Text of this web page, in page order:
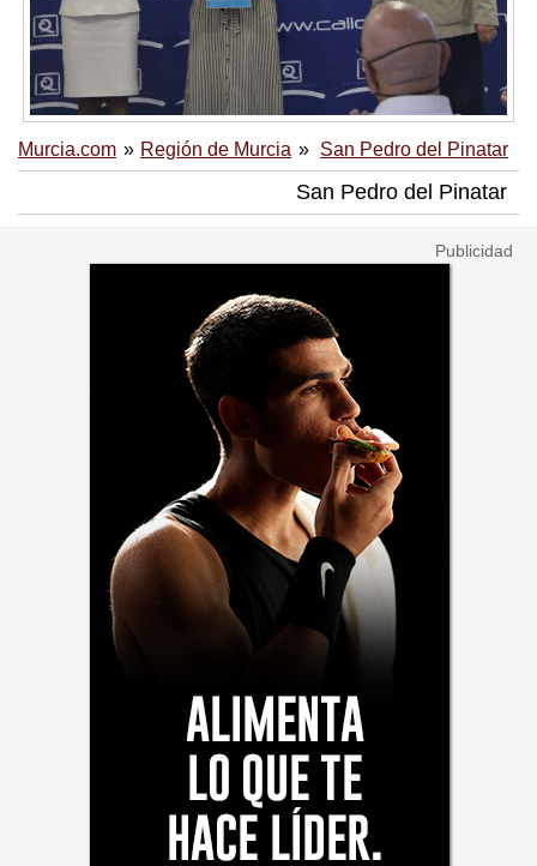
Murcia.com Región de Murcia San Pedro del Pinatar
San Pedro del Pinatar